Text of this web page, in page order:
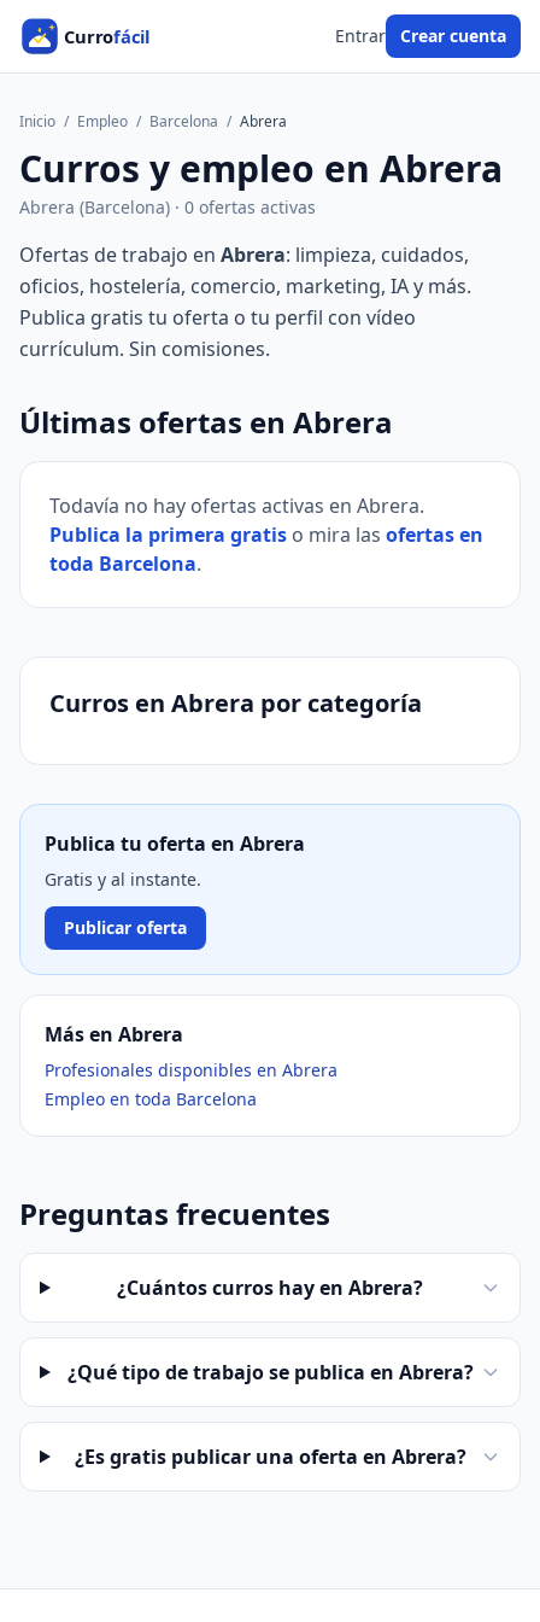
Entrar Crear cuenta
Inicio / Empleo / Barcelona / Abrera
Curros y empleo en Abrera
Abrera (Barcelona) · 0 ofertas activas
Ofertas de trabajo en Abrera: limpieza, cuidados,
oficios, hostelería, comercio, marketing, IA y más.
Publica gratis tu oferta o tu perfil con vídeo
currículum. Sin comisiones.
Últimas ofertas en Abrera
Todavía no hay ofertas activas en Abrera.
Publica la primera gratis o mira las ofertas en
toda Barcelona.
Curros en Abrera por categoría
Publica tu oferta en Abrera
Gratis y al instante.
Publicar oferta
Más en Abrera
Profesionales disponibles en Abrera
Empleo en toda Barcelona
Preguntas frecuentes
¿Cuántos curros hay en Abrera?
¿Qué tipo de trabajo se publica en Abrera?
¿Es gratis publicar una oferta en Abrera?